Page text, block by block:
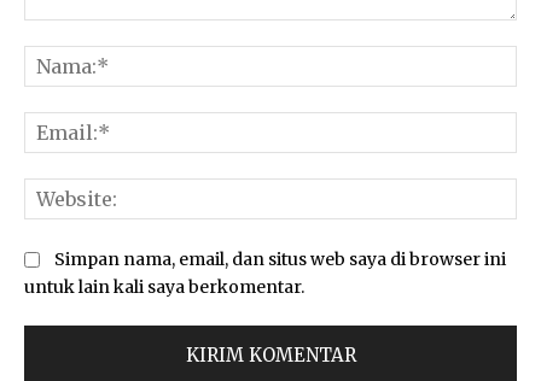
Simpan nama, email, dan situs web saya di browser ini
untuk lain kali saya berkomentar.